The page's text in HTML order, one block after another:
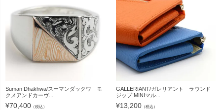
Suman Dhakhwa/スーマンダックワ モ
クメアンドカーヴ...
¥70,400 （税込）
GALLERIANT/ガレリアント ラウンド
ジップ MINIマル...
¥13,200 （税込）